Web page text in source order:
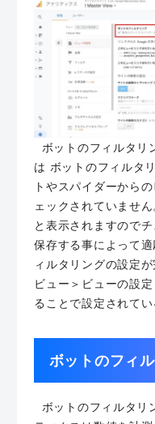
ボットのフィルタリ
は ボットのフィルタ
トやスパイダーから
ェックされていませ
と表示されますので
保存する事によって
ィルタリングの設定
ビュー＞ビューの設
ることで設定されてい
ボットのフィ
ボットのフィルタリ